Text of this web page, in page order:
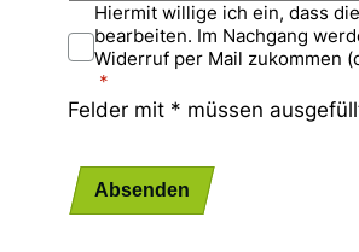
Hiermit willige ich ein, dass
bearbeiten. Im Nachgang
Widerruf per Mail zukommen
Felder mit * müssen
Absenden